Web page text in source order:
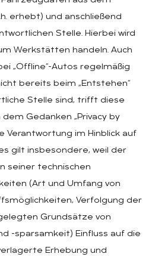
erhebt) und anschließend
Stelle. Hierbei wird
Werkstätten handeln. Auch
„Offline“-Autos regelmäßig
bereits beim „Entstehen“
Stelle sind, trifft diese
Gedanken „Privacy by
Verantwortung im Hinblick auf
gilt insbesondere, weil der
seiner technischen
(Art und Umfang von
Verfolgung der
Grundsätze von
-sparsamkeit) Einfluss auf die
Erhebung und